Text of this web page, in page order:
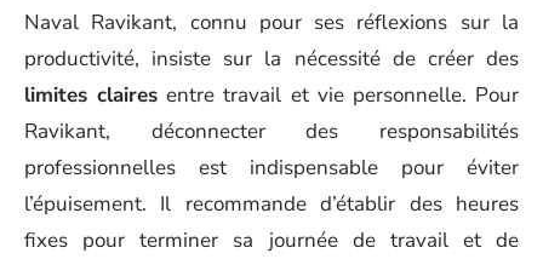
Naval Ravikant, connu pour ses réflexions sur la
productivité, insiste sur la nécessité de créer des
limites claires entre travail et vie personnelle. Pour
Ravikant, déconnecter des responsabilités
professionnelles est indispensable pour éviter
l’épuisement. Il recommande d’établir des heures
fixes pour terminer sa journée de travail et de